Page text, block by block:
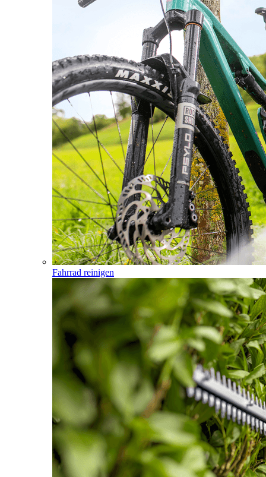
Fahrrad reinigen